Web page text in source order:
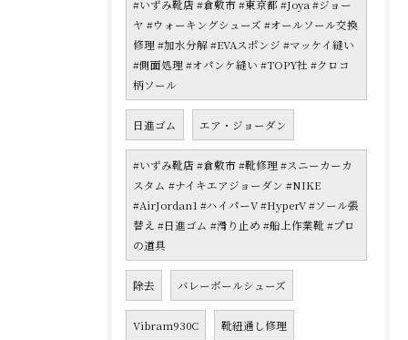
#いずみ靴店 #倉敷市 #東京都 #Joya #ジョー
ヤ #ウォーキングシューズ #オールソール交換
修理 #加水分解 #EVAスポンジ #マッケイ縫い
#側面処理 #オパンケ縫い #TOPY社 #クロコ
柄ソール
日進ゴム エア・ジョーダン
#いずみ靴店 #倉敷市 #靴修理 #スニーカーカ
スタム #ナイキエアジョーダン #NIKE
#AirJordan1 #ハイパーV #HyperV #ソール張
替え #日進ゴム #滑り止め #船上作業靴 #プロ
の道具
除去 バレーボールシューズ
Vibram930C 靴紐通し修理